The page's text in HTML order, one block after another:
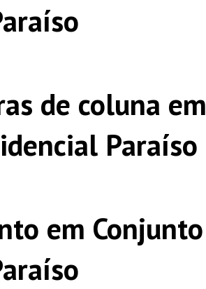
de coluna em
Paraíso
em Conjunto